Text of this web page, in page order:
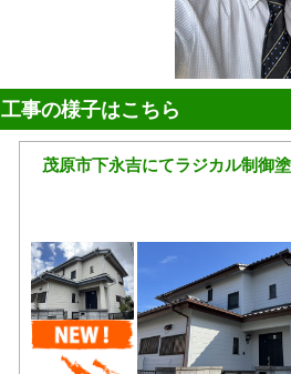
工事の様子はこちら
茂原市下永吉にてラジカル制御